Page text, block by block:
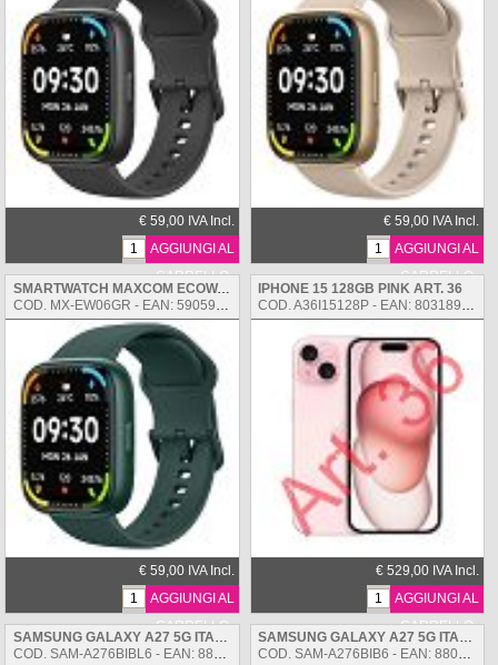
€ 59,00 IVA Incl.
AGGIUNGI AL
CARRELLO
€ 59,00 IVA Incl.
AGGIUNGI AL
CARRELLO
SMARTWATCH MAXCOM ECOWATCH 06 GREEN
COD. MX-EW06GR - EAN: 5905913006086
€ 59,00 IVA Incl.
AGGIUNGI AL
CARRELLO
IPHONE 15 128GB PINK ART. 36
COD. A36I15128P - EAN: 8031898221460
€ 529,00 IVA Incl.
AGGIUNGI AL
CARRELLO
SAMSUNG GALAXY A27 5G ITALIA BLUE 256 + 8 GB
COD. SAM-A276BIBL6 - EAN: 8806099353483
SAMSUNG GALAXY A27 5G ITALIA BLACK 256 + 8 GB
COD. SAM-A276BIB6 - EAN: 8806099353438